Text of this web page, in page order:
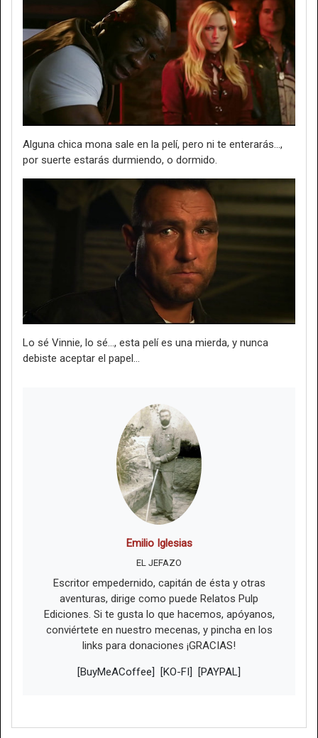
Alguna chica mona sale en la pelí, pero ni te enterarás...,
por suerte estarás durmiendo, o dormido.
Lo sé Vinnie, lo sé..., esta pelí es una mierda, y nunca
debiste aceptar el papel...
Emilio Iglesias
EL JEFAZO
Escritor empedernido, capitán de ésta y otras
aventuras, dirige como puede Relatos Pulp
Ediciones. Si te gusta lo que hacemos, apóyanos,
conviértete en nuestro mecenas, y pincha en los
links para donaciones ¡GRACIAS!
[BuyMeACoffee] [KO-FI] [PAYPAL]